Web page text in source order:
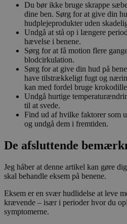
Du bør ikke bruge skrappe
dine ben. Sørg for at give din
hudplejeprodukter uden
Undgå at stå op i længere
hævelse i benene.
Sørg for at få motion flere
blodcirkulation.
Sørg for at give din hud på
have tilstrækkeligt fugt og
kan med fordel bruge
Undgå hurtige
til at svede.
Find ud af hvilke faktorer som
og undgå dem i fremtiden.
De afsluttende
Jeg håber at denne artikel kan gøre
skal behandle eksem på benene.
Eksem er en svær hudlidelse at leve
krævende – især i perioder hvor du
symptomerne.